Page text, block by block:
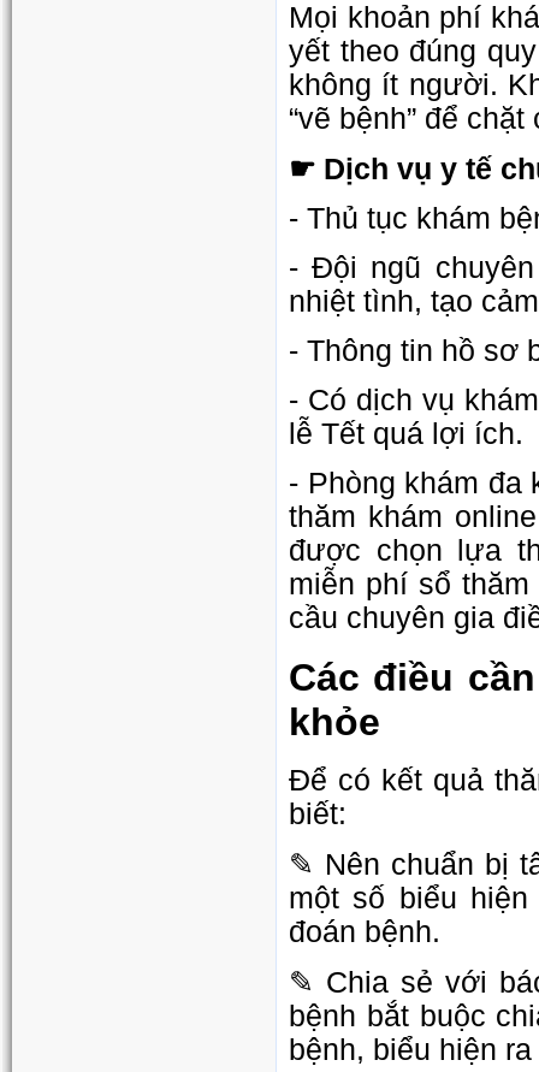
Mọi khoản phí
yết theo đúng
không ít người.
“vẽ bệnh” để
☛ Dịch vụ y tế
- Thủ tục khám
- Đội ngũ
nhiệt tình, tạo
- Thông tin hồ sơ
- Có dịch vụ
lễ Tết quá lợi ích.
- Phòng khám đa
thăm khám
được chọn lựa
miễn phí sổ
cầu chuyên gia
Các điều
khỏe
Để có kết quả
biết:
✎ Nên chuẩn bị
một số biểu
đoán bệnh.
✎ Chia sẻ với
bệnh bắt buộc
bệnh, biểu hiện